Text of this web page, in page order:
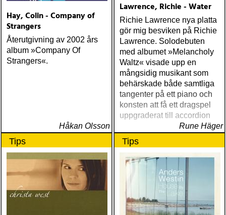
Hay, Colin - Company of
Strangers
Återutgivning av 2002 års
album »Company Of
Strangers«.
Håkan Olsson
Lawrence, Richie - Water
Richie Lawrence nya platta
gör mig besviken på Richie
Lawrence. Solodebuten
med albumet »Melancholy
Waltz« visade upp en
mångsidig musikant som
behärskade både samtliga
tangenter på ett piano och
konsten att få ett dragspel
uppgraderat till accordion
Rune Häger
Tips Tips